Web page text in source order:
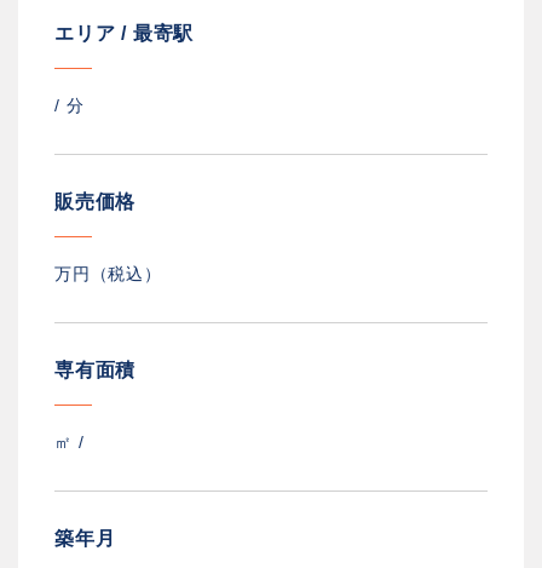
エリア / 最寄駅
/ 分
販売価格
万円（税込）
専有面積
㎡ /
築年月